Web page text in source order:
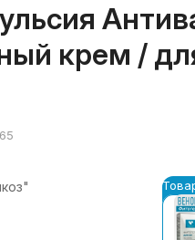
крем /